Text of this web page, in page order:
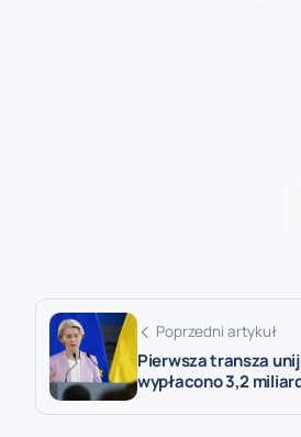
Poprzedni artykuł
Pierwsza transza
wypłacono 3,2